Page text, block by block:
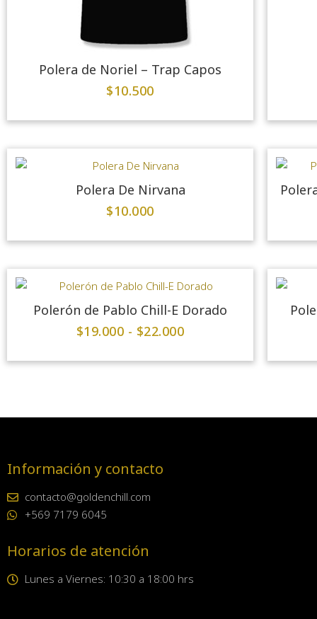
Polera de Noriel – Trap Capos
$10.500
Polera De Nirvana
$10.000
Polerón de Pablo Chill-E Dorado
$19.000 - $22.000
Información y contacto
contacto@goldenchill.com
+569 7179 6045
Horarios de atención
Lunes a Viernes: 10:30 a 18:00 hrs